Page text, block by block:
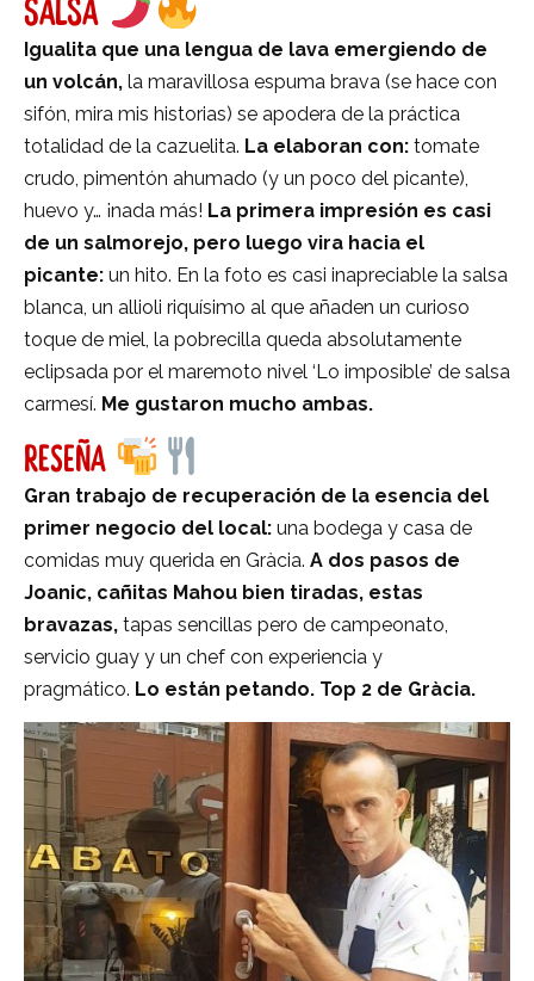
SALSA
Igualita que una lengua de lava emergiendo de
un volcán, la maravillosa espuma brava (se hace con
sifón, mira mis historias) se apodera de la práctica
totalidad de la cazuelita. La elaboran con: tomate
crudo, pimentón ahumado (y un poco del picante),
huevo y… ¡nada más! La primera impresión es casi
de un salmorejo, pero luego vira hacia el
picante: un hito. En la foto es casi inapreciable la salsa
blanca, un allioli riquísimo al que añaden un curioso
toque de miel, la pobrecilla queda absolutamente
eclipsada por el maremoto nivel ‘Lo imposible’ de salsa
carmesí. Me gustaron mucho ambas.
RESEÑA
Gran trabajo de recuperación de la esencia del
primer negocio del local: una bodega y casa de
comidas muy querida en Gràcia. A dos pasos de
Joanic, cañitas Mahou bien tiradas, estas
bravazas, tapas sencillas pero de campeonato,
servicio guay y un chef con experiencia y
pragmático. Lo están petando. Top 2 de Gràcia.